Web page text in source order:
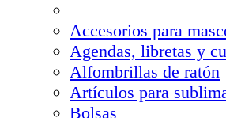
Accesorios para
Agendas, libretas y
Alfombrillas de ratón
Artículos para
Bolsas